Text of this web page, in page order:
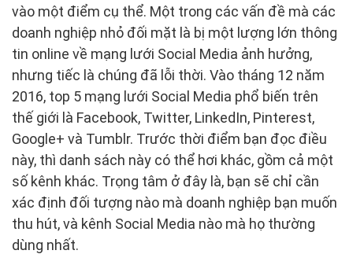
vào một điểm cụ thể. Một trong các vấn đề mà các
doanh nghiệp nhỏ đối mặt là bị một lượng lớn thông
tin online về mạng lưới Social Media ảnh hưởng,
nhưng tiếc là chúng đã lỗi thời. Vào tháng 12 năm
2016, top 5 mạng lưới Social Media phổ biến trên
thế giới là Facebook, Twitter, LinkedIn, Pinterest,
Google+ và Tumblr. Trước thời điểm bạn đọc điều
này, thì danh sách này có thể hơi khác, gồm cả một
số kênh khác. Trọng tâm ở đây là, bạn sẽ chỉ cần
xác định đối tượng nào mà doanh nghiệp bạn muốn
thu hút, và kênh Social Media nào mà họ thường
dùng nhất.